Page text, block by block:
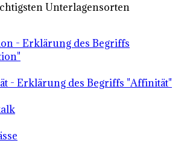
Unterlagensorten
- Erklärung des Begriffs
- Erklärung des Begriffs "Affinität"